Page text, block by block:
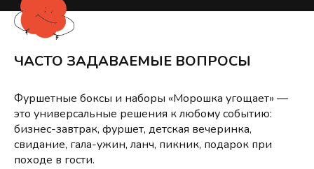
ЧАСТО ЗАДАВАЕМЫЕ ВОПРОСЫ
Фуршетные боксы и наборы «Морошка угощает» —
это универсальные решения к любому событию:
бизнес-завтрак, фуршет, детская вечеринка,
свидание, гала-ужин, ланч, пикник, подарок при
походе в гости.